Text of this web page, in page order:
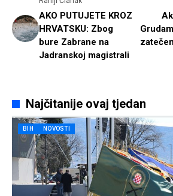
AKO PUTUJETE KROZ
HRVATSKU: Zbog
bure Zabrane na
Jadranskoj magistrali
Najčitanije ovaj tjedan
BIH NOVOSTI